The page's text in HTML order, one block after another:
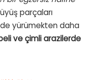
parçaları
yürümekten daha
ve çimli arazilerde